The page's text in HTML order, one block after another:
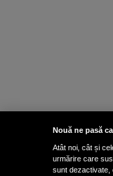
Nouă ne pasă
Atât noi, cât și
urmărire care
sunt dezactivate,